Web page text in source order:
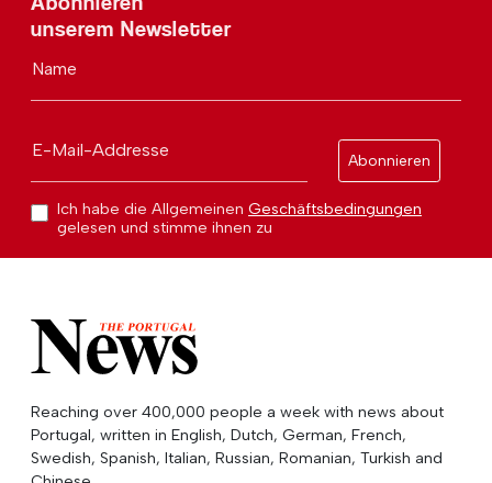
unserem Newsletter
Name
E-Mail-Addresse
Abonnieren
Ich habe die Allgemeinen Geschäftsbedingungen
gelesen und stimme ihnen zu
Reaching over 400,000 people a week with news about
Portugal, written in English, Dutch, German, French,
Swedish, Spanish, Italian, Russian, Romanian, Turkish and